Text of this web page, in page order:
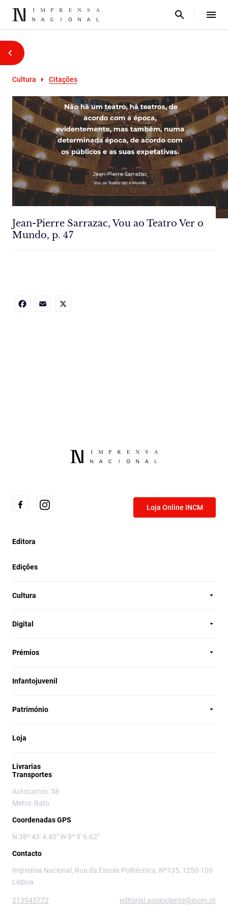
Cultura Citações
Jean-Pierre Sarrazac, Vou ao Teatro Ver o
Mundo, p. 47
Loja Online INCM
Editora
Edições
Cultura
Digital
Prémios
Infantojuvenil
Património
Loja
Livrarias
Transportes
Autocarros: 58
Metro: Rato
Coordenadas GPS
N 38º 43' 4.45" W 9º 9' 6.62"
Contacto
Imprensa Nacional, Rua da Escola Politécnica, Nº135, 1250-100
Lisboa
213945772 editorial.apoiocliente@incm.pt